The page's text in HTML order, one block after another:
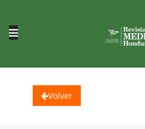
Volver